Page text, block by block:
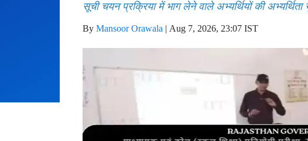
सूची चयन प्रक्रिया में भाग लेने वाले अभ्यर्थियों की
By Mansoor Orawala | Aug 7, 2026, 23:07 IST